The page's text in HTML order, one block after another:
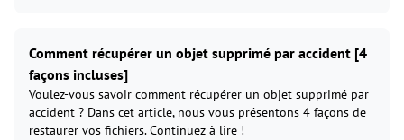
Comment récupérer un objet supprimé par accident [4
façons incluses]
Voulez-vous savoir comment récupérer un objet supprimé par
accident ? Dans cet article, nous vous présentons 4 façons de
restaurer vos fichiers. Continuez à lire !